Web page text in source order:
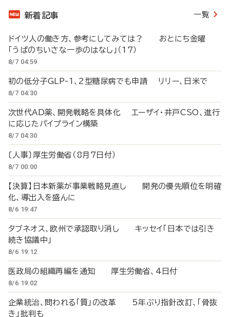
新着記事 一覧
ドイツ人の働き方、参考にしてみては？ おとにち金曜
「うぱのちいさな一歩のはなし」（17）
8/7 04:59
初の低分子GLP-1、2型糖尿病でも申請 リリー、日米で
8/7 04:30
次世代AD薬、開発戦略を具体化 エーザイ・井戸CSO、進行
に応じたパイプライン構築
8/7 04:30
〔人事〕厚生労働省（8月7日付）
8/7 00:00
【決算】日本新薬が事業戦略見直し 開発の優先順位を明確
化、導出入を盛んに
8/6 19:47
タブネオス、欧州で承認取り消し キッセイ「日本では引き
続き協議中」
8/6 19:12
医政局の組織再編を通知 厚生労働省、4日付
8/6 19:02
企業統治、問われる「質」の改革 5年ぶり指針改訂、「骨抜
き」批判も